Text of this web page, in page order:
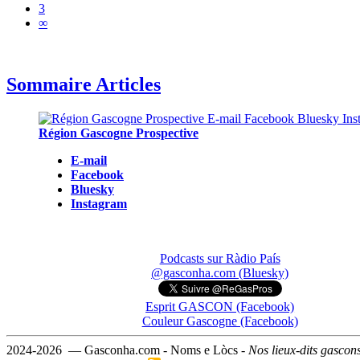
3
∞
Sommaire Articles
Région Gascogne Prospective
E-mail
Facebook
Bluesky
Instagram
Podcasts sur Ràdio País
@gasconha.com (Bluesky)
Esprit GASCON (Facebook)
Couleur Gascogne (Facebook)
2024-2026 — Gasconha.com - Noms e Lòcs - Nos lieux-dits